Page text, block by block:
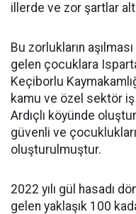
illerde ve zor şartlar
Bu zorlukların
gelen çocuklara
Keçiborlu
kamu ve özel sektör
Ardıçlı köyünde
güvenli ve
oluşturulmuştur.
2022 yılı gül hasadı
gelen yaklaşık 100